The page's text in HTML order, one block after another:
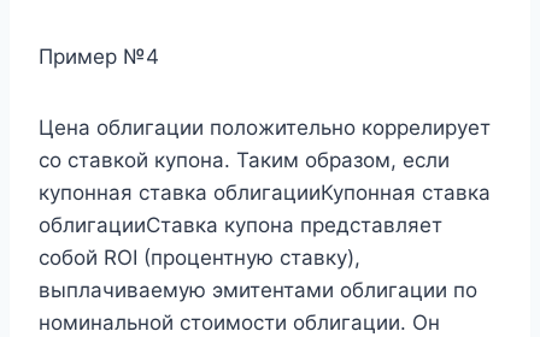
Пример №4
Цена облигации положительно коррелирует
со ставкой купона. Таким образом, если
купонная ставка облигацииКупонная ставка
облигацииСтавка купона представляет
собой ROI (процентную ставку),
выплачиваемую эмитентами облигации по
номинальной стоимости облигации. Он